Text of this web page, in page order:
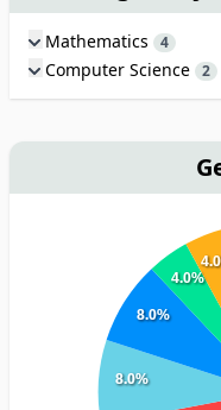
Mathematics 4
Computer Science 2
8.0%
8.0%
4.0%